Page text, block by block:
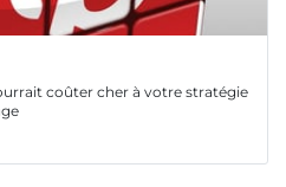
coûter cher à votre stratégie